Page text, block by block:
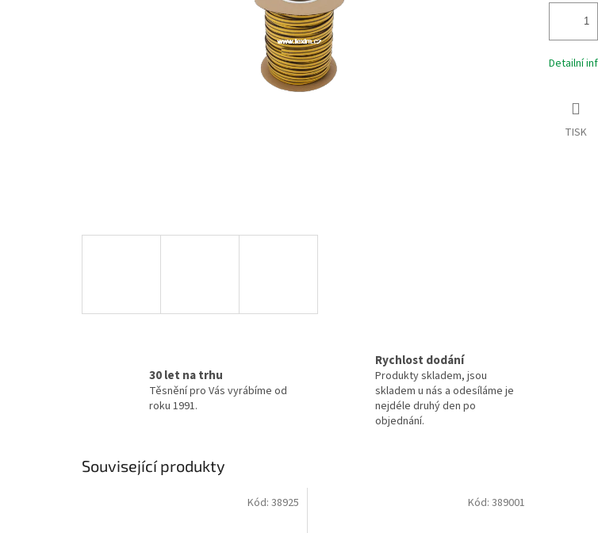
Detailní
TISK
30 let na trhu
Těsnění pro Vás vyrábíme od
roku 1991.
Rychlost dodání
Produkty skladem, jsou
skladem u nás a odesíláme je
nejdéle druhý den po
objednání.
Související produkty
Kód: 38925 Kód: 389001